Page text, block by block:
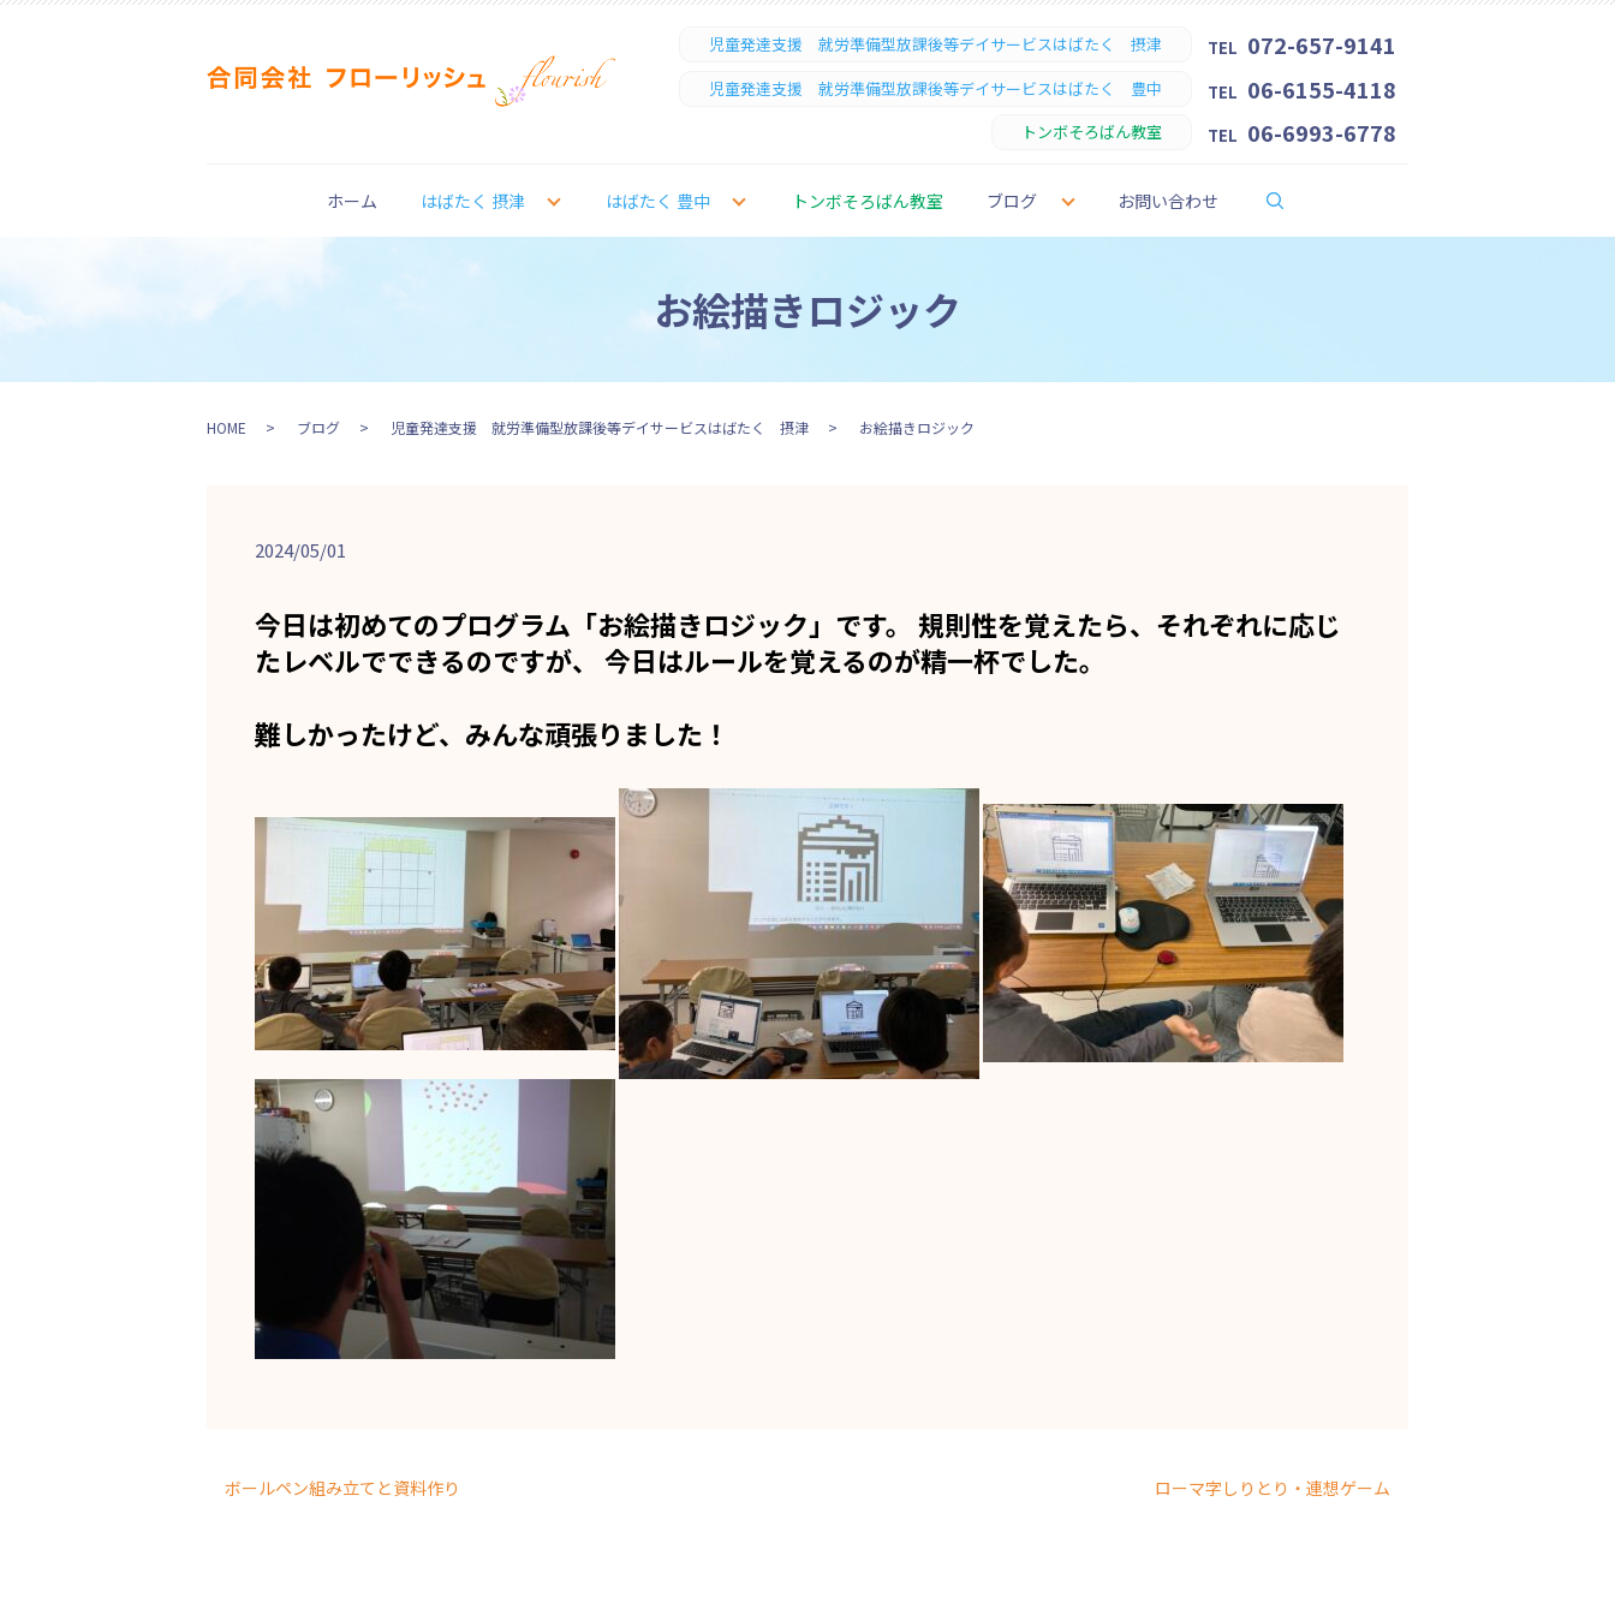
児童発達支援 就労準備型放課後等デイサービスはばたく 摂津 TEL 072-657-9141
児童発達支援 就労準備型放課後等デイサービスはばたく 豊中 TEL 06-6155-4118
トンボそろばん教室 TEL 06-6993-6778
ホーム はばたく 摂津 はばたく 豊中 トンボそろばん教室 ブログ お問い合わせ
お絵描きロジック
HOME ブログ 児童発達支援 就労準備型放課後等デイサービスはばたく 摂津 お絵描きロジック
2024/05/01
今日は初めてのプログラム「お絵描きロジック」です。 規則性を覚えたら、それぞれに応じ
たレベルでできるのですが、 今日はルールを覚えるのが精一杯でした。
難しかったけど、みんな頑張りました！
ボールペン組み立てと資料作り ローマ字しりとり・連想ゲーム